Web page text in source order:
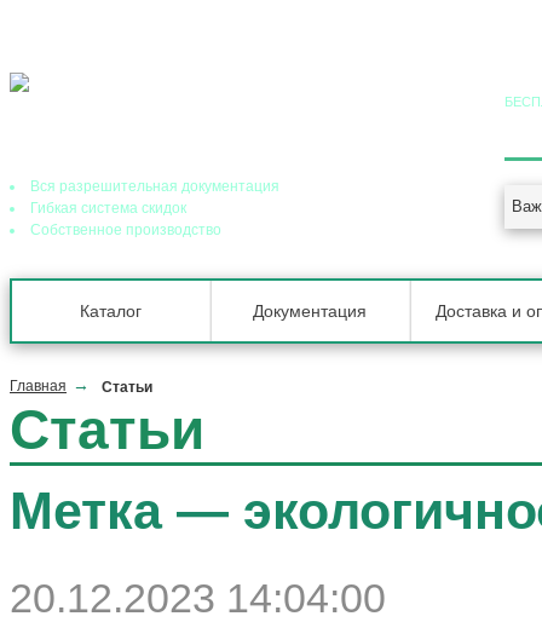
Вся разрешительная документация
Гибкая система скидок
Собственное производство
Каталог Документация Доставка и
Главная Статьи
Статьи
Метка —
20.12.2023 14:04:00